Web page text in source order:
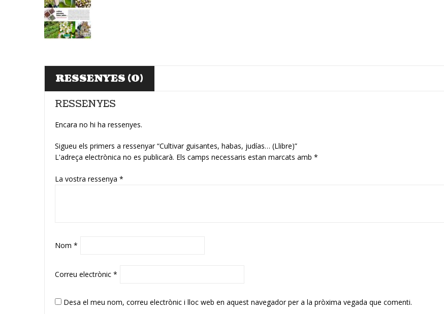
RESSENYES (0)
RESSENYES
Encara no hi ha ressenyes.
Sigueu els primers a ressenyar “Cultivar guisantes, habas, judías… (Llibre)”
L'adreça electrònica no es publicarà. Els camps necessaris estan marcats amb *
La vostra ressenya *
Nom *
Correu electrònic *
Desa el meu nom, correu electrònic i lloc web en aquest navegador per a la pròxima vegada que comenti.